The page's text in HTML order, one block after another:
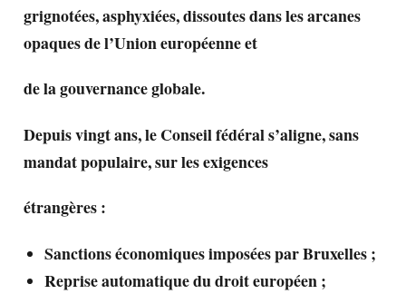
grignotées, asphyxiées, dissoutes dans les arcanes
opaques de l’Union européenne et
de la gouvernance globale.
Depuis vingt ans, le Conseil fédéral s’aligne, sans
mandat populaire, sur les exigences
étrangères :
Sanctions économiques imposées par Bruxelles ;
Reprise automatique du droit européen ;